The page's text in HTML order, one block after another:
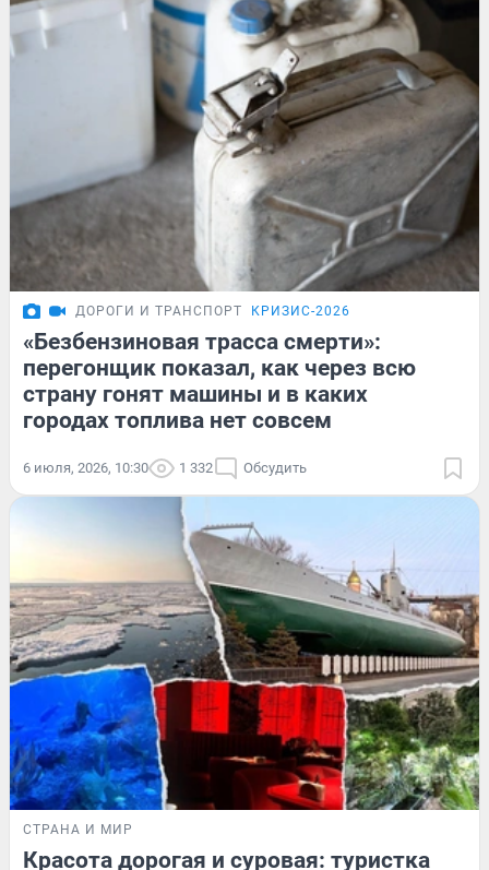
ДОРОГИ И ТРАНСПОРТ КРИЗИС-2026
«Безбензиновая трасса смерти»:
перегонщик показал, как через всю
страну гонят машины и в каких
городах топлива нет совсем
6 июля, 2026, 10:30 1 332 Обсудить
СТРАНА И МИР
Красота дорогая и суровая: туристка